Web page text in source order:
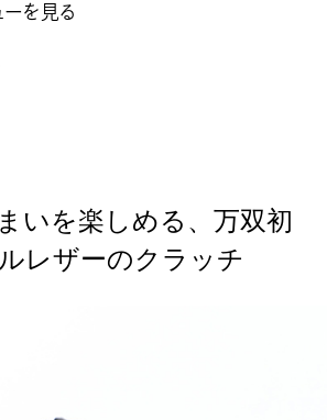
ーを見る
いを楽しめる、万双初
レザーのクラッチ